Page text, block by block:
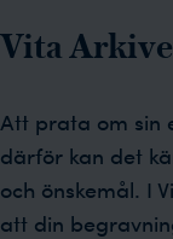
Vita
Att prata om sin
därför kan det
och önskemål. I
att din